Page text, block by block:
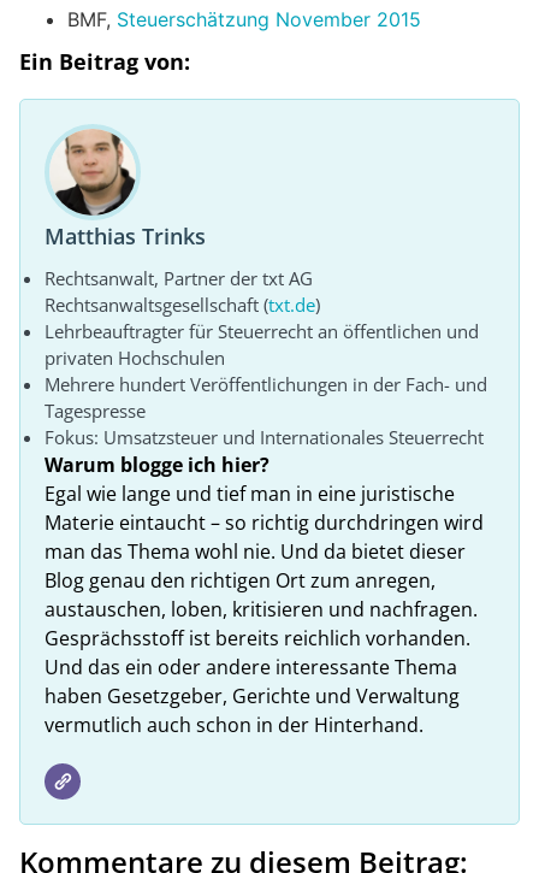
BMF, Steuerschätzung November 2015
Ein Beitrag von:
Matthias Trinks
Rechtsanwalt, Partner der txt AG
Rechtsanwaltsgesellschaft (txt.de)
Lehrbeauftragter für Steuerrecht an öffentlichen und
privaten Hochschulen
Mehrere hundert Veröffentlichungen in der Fach- und
Tagespresse
Fokus: Umsatzsteuer und Internationales Steuerrecht
Warum blogge ich hier?
Egal wie lange und tief man in eine juristische
Materie eintaucht – so richtig durchdringen wird
man das Thema wohl nie. Und da bietet dieser
Blog genau den richtigen Ort zum anregen,
austauschen, loben, kritisieren und nachfragen.
Gesprächsstoff ist bereits reichlich vorhanden.
Und das ein oder andere interessante Thema
haben Gesetzgeber, Gerichte und Verwaltung
vermutlich auch schon in der Hinterhand.
Kommentare zu diesem Beitrag: